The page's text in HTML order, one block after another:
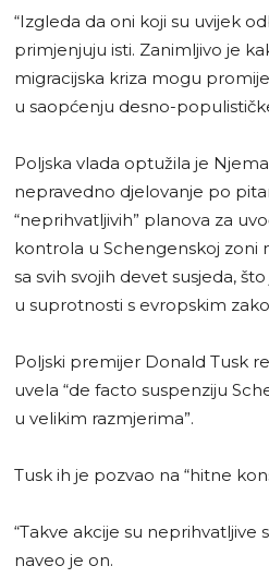
“Izgleda da oni koji su uvijek
primjenjuju isti. Zanimljivo je
migracijska kriza mogu
u saopćenju desno-
Poljska vlada optužila je
nepravedno djelovanje po
“neprihvatljivih” planova za
kontrola u Schengenskoj zoni
sa svih svojih devet susjeda,
u suprotnosti s evropskim
Poljski premijer Donald Tusk
uvela “de facto suspenziju
u velikim razmjerima”.
Tusk ih je pozvao na “hitne
“Takve akcije su neprihvatljive
naveo je on.